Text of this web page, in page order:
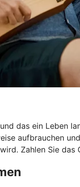
das ein Leben
aufbrauchen
Zahlen Sie